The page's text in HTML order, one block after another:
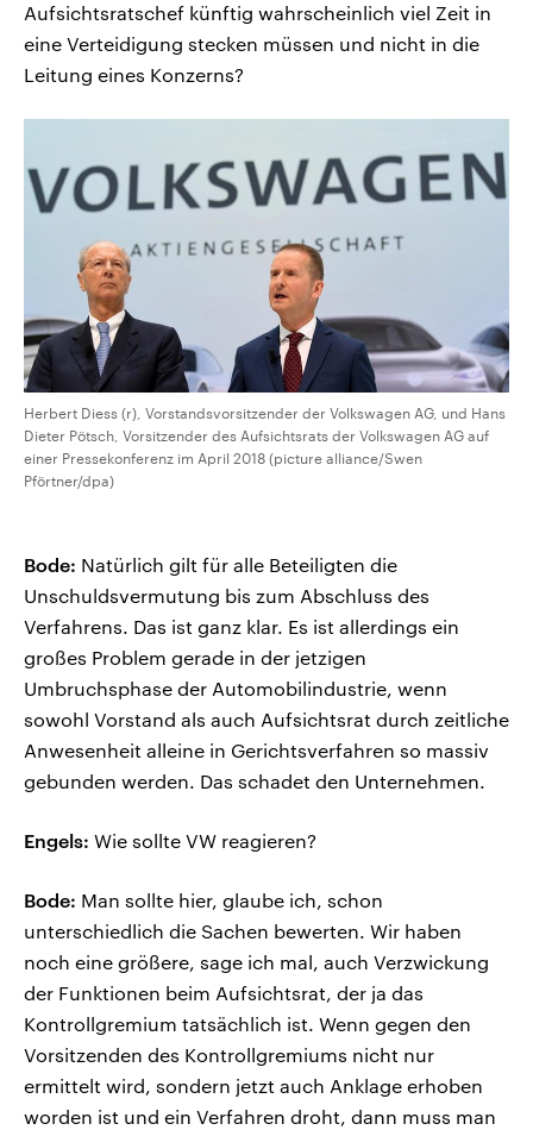
Aufsichtsratschef künftig wahrscheinlich viel Zeit in
eine Verteidigung stecken müssen und nicht in die
Leitung eines Konzerns?
Herbert Diess (r), Vorstandsvorsitzender der Volkswagen AG, und Hans
Dieter Pötsch, Vorsitzender des Aufsichtsrats der Volkswagen AG auf
einer Pressekonferenz im April 2018 (picture alliance/Swen
Pförtner/dpa)
Bode: Natürlich gilt für alle Beteiligten die
Unschuldsvermutung bis zum Abschluss des
Verfahrens. Das ist ganz klar. Es ist allerdings ein
großes Problem gerade in der jetzigen
Umbruchsphase der Automobilindustrie, wenn
sowohl Vorstand als auch Aufsichtsrat durch zeitliche
Anwesenheit alleine in Gerichtsverfahren so massiv
gebunden werden. Das schadet den Unternehmen.
Engels: Wie sollte VW reagieren?
Bode: Man sollte hier, glaube ich, schon
unterschiedlich die Sachen bewerten. Wir haben
noch eine größere, sage ich mal, auch Verzwickung
der Funktionen beim Aufsichtsrat, der ja das
Kontrollgremium tatsächlich ist. Wenn gegen den
Vorsitzenden des Kontrollgremiums nicht nur
ermittelt wird, sondern jetzt auch Anklage erhoben
worden ist und ein Verfahren droht, dann muss man